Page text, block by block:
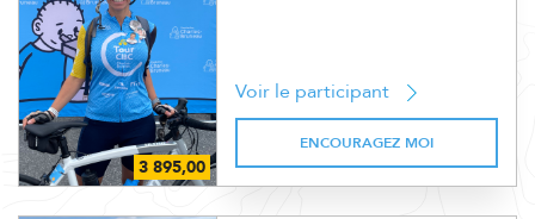
Voir le participant
ENCOURAGEZ MOI